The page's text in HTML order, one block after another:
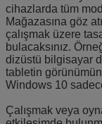
cihazlarda tüm
Mağazasına göz
çalışmak üzere
bulacaksınız.
dizüstü bilgisayar
tabletin
Windows 10
Çalışmak veya